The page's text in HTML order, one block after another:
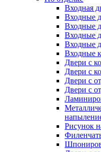
Входная
Входные
Входные
Входные
Входные
Входные
Двери с
Двери с
Двери с
Двери с
Рисунок